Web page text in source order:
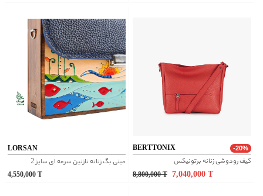
LORSAN
مینی بگ زنانه نازنین سرمه ای سایز 2
4,550,000
BERTTONIX -20%
کیف رودوشی زنانه برتونیکس
8,800,000 T 7,040,000